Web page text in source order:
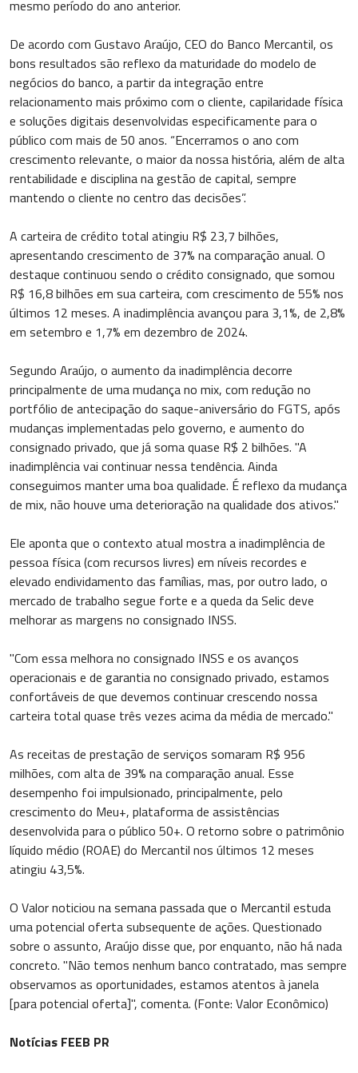
mesmo período do ano anterior.
De acordo com Gustavo Araújo, CEO do Banco Mercantil, os
bons resultados são reflexo da maturidade do modelo de
negócios do banco, a partir da integração entre
relacionamento mais próximo com o cliente, capilaridade física
e soluções digitais desenvolvidas especificamente para o
público com mais de 50 anos. “Encerramos o ano com
crescimento relevante, o maior da nossa história, além de alta
rentabilidade e disciplina na gestão de capital, sempre
mantendo o cliente no centro das decisões”.
A carteira de crédito total atingiu R$ 23,7 bilhões,
apresentando crescimento de 37% na comparação anual. O
destaque continuou sendo o crédito consignado, que somou
R$ 16,8 bilhões em sua carteira, com crescimento de 55% nos
últimos 12 meses. A inadimplência avançou para 3,1%, de 2,8%
em setembro e 1,7% em dezembro de 2024.
Segundo Araújo, o aumento da inadimplência decorre
principalmente de uma mudança no mix, com redução no
portfólio de antecipação do saque-aniversário do FGTS, após
mudanças implementadas pelo governo, e aumento do
consignado privado, que já soma quase R$ 2 bilhões. "A
inadimplência vai continuar nessa tendência. Ainda
conseguimos manter uma boa qualidade. É reflexo da mudança
de mix, não houve uma deterioração na qualidade dos ativos."
Ele aponta que o contexto atual mostra a inadimplência de
pessoa física (com recursos livres) em níveis recordes e
elevado endividamento das famílias, mas, por outro lado, o
mercado de trabalho segue forte e a queda da Selic deve
melhorar as margens no consignado INSS.
"Com essa melhora no consignado INSS e os avanços
operacionais e de garantia no consignado privado, estamos
confortáveis de que devemos continuar crescendo nossa
carteira total quase três vezes acima da média de mercado."
As receitas de prestação de serviços somaram R$ 956
milhões, com alta de 39% na comparação anual. Esse
desempenho foi impulsionado, principalmente, pelo
crescimento do Meu+, plataforma de assistências
desenvolvida para o público 50+. O retorno sobre o patrimônio
líquido médio (ROAE) do Mercantil nos últimos 12 meses
atingiu 43,5%.
O Valor noticiou na semana passada que o Mercantil estuda
uma potencial oferta subsequente de ações. Questionado
sobre o assunto, Araújo disse que, por enquanto, não há nada
concreto. "Não temos nenhum banco contratado, mas sempre
observamos as oportunidades, estamos atentos à janela
[para potencial oferta]", comenta. (Fonte: Valor Econômico)
Notícias FEEB PR